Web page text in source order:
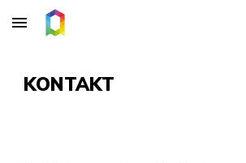
Skip to main content
KONTAKT